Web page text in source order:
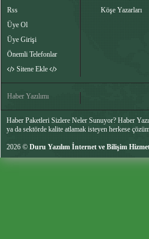
Rss
Üye Ol
Üye Girişi
Önemli Telefonlar
Sitene Ekle
Köşe Yazarları
Haber Yazılımı
Haber Paketleri Sizlere Neler Sunuyor? Haber
ya da sektörde kalite atlamak isteyen herkese
2026 © Duru Yazılım İnternet ve Bilişim